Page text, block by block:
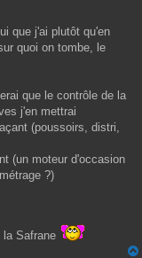
que j'ai plutôt qu'en
quoi on tombe, le
que le contrôle de la
j'en mettrai
(poussoirs, distri,
(un moteur d'occasion
?)
la Safrane